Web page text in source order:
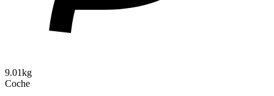
9.01kg
Coche